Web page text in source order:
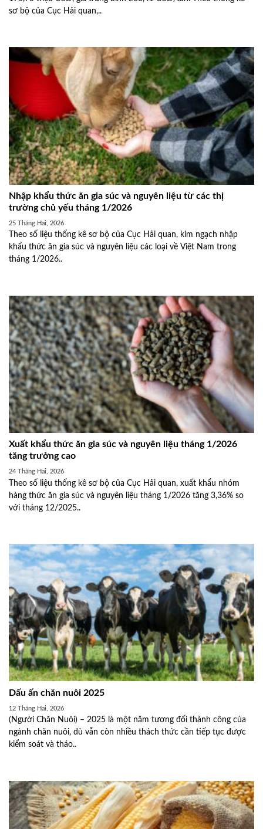
sơ bộ của Cục Hải quan,..
Nhập khẩu thức ăn gia súc và nguyên liệu từ các thị
trường chủ yếu tháng 1/2026
25 Tháng Hai, 2026
Theo số liệu thống kê sơ bộ của Cục Hải quan, kim ngạch nhập
khẩu thức ăn gia súc và nguyên liệu các loại về Việt Nam trong
tháng 1/2026..
Xuất khẩu thức ăn gia súc và nguyên liệu tháng 1/2026
tăng trưởng cao
24 Tháng Hai, 2026
Theo số liệu thống kê sơ bộ của Cục Hải quan, xuất khẩu nhóm
hàng thức ăn gia súc và nguyên liệu tháng 1/2026 tăng 3,36% so
với tháng 12/2025..
Dấu ấn chăn nuôi 2025
12 Tháng Hai, 2026
(Người Chăn Nuôi) – 2025 là một năm tương đối thành công của
ngành chăn nuôi, dù vẫn còn nhiều thách thức cần tiếp tục được
kiểm soát và tháo..